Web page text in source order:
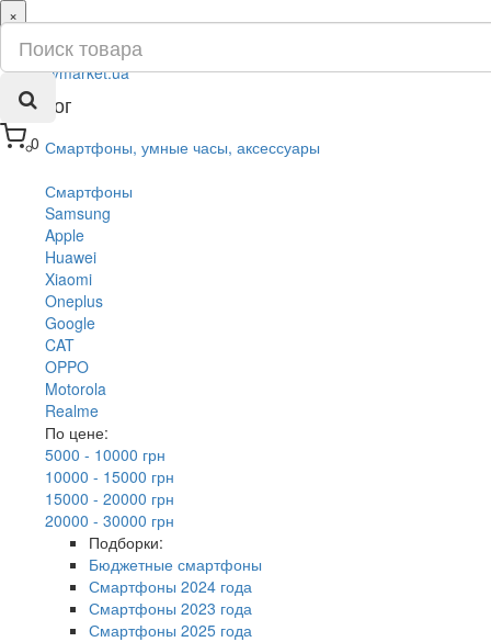
0
×
ru
ua
Каталог
Смартфоны, умные часы, аксессуары
Смартфоны
Samsung
Apple
Huawei
Xiaomi
Oneplus
Google
CAT
OPPO
Motorola
Realme
По цене:
5000 - 10000 грн
10000 - 15000 грн
15000 - 20000 грн
20000 - 30000 грн
Подборки:
Бюджетные смартфоны
Смартфоны 2024 года
Смартфоны 2023 года
Смартфоны 2025 года